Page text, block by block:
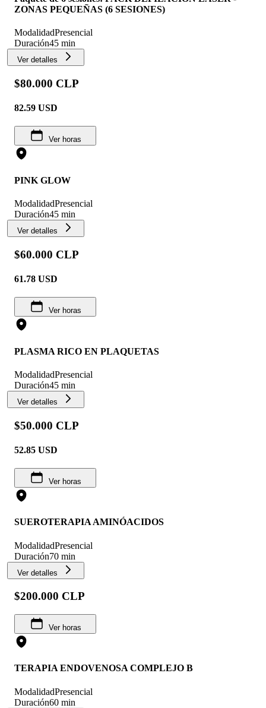
ZONAS PEQUEÑAS (6 SESIONES)
ModalidadPresencial
Duración45 min
Ver detalles
$80.000 CLP
82.59 USD
Ver horas
PINK GLOW
ModalidadPresencial
Duración45 min
Ver detalles
$60.000 CLP
61.78 USD
Ver horas
PLASMA RICO EN PLAQUETAS
ModalidadPresencial
Duración45 min
Ver detalles
$50.000 CLP
52.85 USD
Ver horas
SUEROTERAPIA AMINÓACIDOS
ModalidadPresencial
Duración70 min
Ver detalles
$200.000 CLP
Ver horas
TERAPIA ENDOVENOSA COMPLEJO B
ModalidadPresencial
Duración60 min